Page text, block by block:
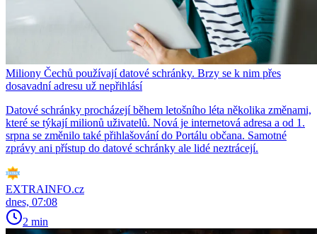
Miliony Čechů používají datové schránky. Brzy se k nim přes
dosavadní adresu už nepřihlásí
Datové schránky procházejí během letošního léta několika změnami,
které se týkají milionů uživatelů. Nová je internetová adresa a od 1.
srpna se změnilo také přihlašování do Portálu občana. Samotné
zprávy ani přístup do datové schránky ale lidé neztrácejí.
EXTRAINFO.cz
dnes, 07:08
2 min